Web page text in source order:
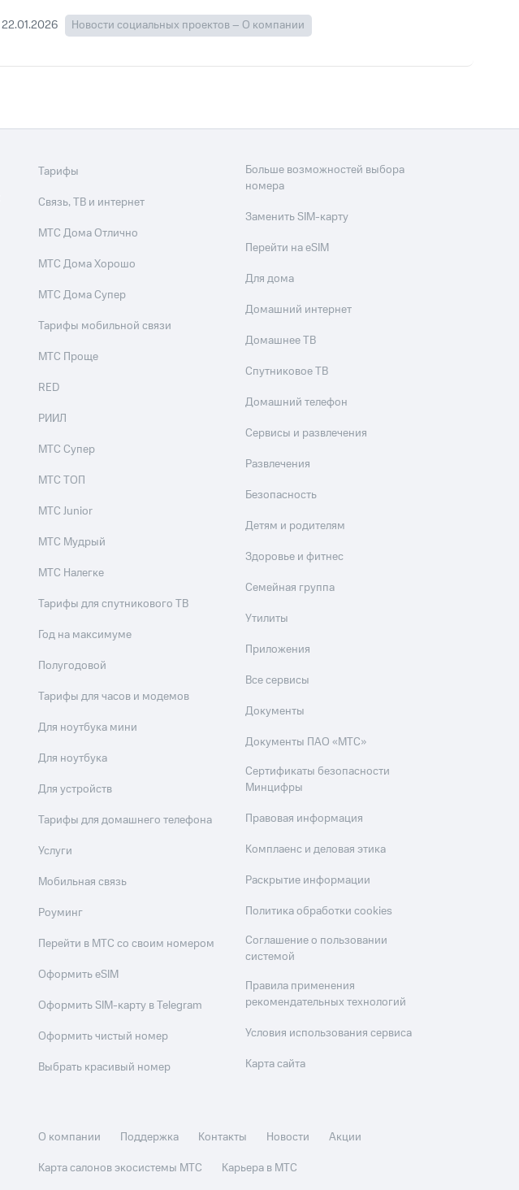
22.01.2026 Новости социальных проектов – О компании
Тарифы
Связь, ТВ и интернет
МТС Дома Отлично
МТС Дома Хорошо
МТС Дома Супер
Тарифы мобильной связи
МТС Проще
RED
РИИЛ
МТС Супер
МТС ТОП
МТС Junior
МТС Мудрый
МТС Налегке
Тарифы для спутникового ТВ
Год на максимуме
Полугодовой
Тарифы для часов и модемов
Для ноутбука мини
Для ноутбука
Для устройств
Тарифы для домашнего телефона
Услуги
Мобильная связь
Роуминг
Перейти в МТС со своим номером
Оформить eSIM
Оформить SIM-карту в Telegram
Оформить чистый номер
Выбрать красивый номер
Больше возможностей выбора
номера
Заменить SIM-карту
Перейти на eSIM
Для дома
Домашний интернет
Домашнее ТВ
Спутниковое ТВ
Домашний телефон
Сервисы и развлечения
Развлечения
Безопасность
Детям и родителям
Здоровье и фитнес
Семейная группа
Утилиты
Приложения
Все сервисы
Документы
Документы ПАО «МТС»
Сертификаты безопасности
Минцифры
Правовая информация
Комплаенс и деловая этика
Раскрытие информации
Политика обработки cookies
Соглашение о пользовании
системой
Правила применения
рекомендательных технологий
Условия использования сервиса
Карта сайта
О компании Поддержка Контакты Новости
Акции
Карта салонов экосистемы МТС
Карьера в МТС